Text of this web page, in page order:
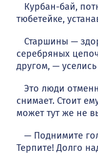
Курбан-бай,
тюбетейке,
Старшины —
серебряных
другом, —
Это люди
снимает. Сто­ит
может тут же не
— Поднимите
Терпите! Долго